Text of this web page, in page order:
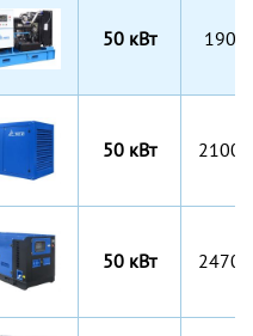
50 кВт
50 кВт
50 кВт